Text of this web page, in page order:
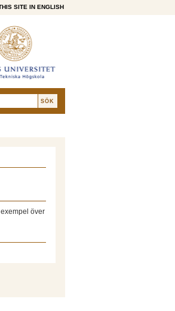
SITE IN ENGLISH
över